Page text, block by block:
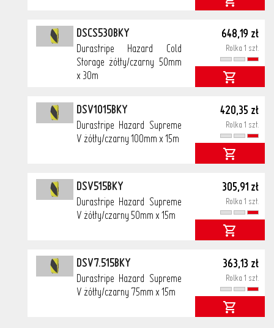
DSCS530BKY 648,19 zł
Durastripe Hazard Cold
Storage żółty/czarny 50mm
x 30m
Rolka 1 szt.
DSV1015BKY 420,35 zł
Durastripe Hazard Supreme
V żółty/czarny 100mm x 15m
Rolka 1 szt.
DSV515BKY 305,91 zł
Durastripe Hazard Supreme
V żółty/czarny 50mm x 15m
Rolka 1 szt.
DSV7.515BKY 363,13 zł
Durastripe Hazard Supreme
V żółty/czarny 75mm x 15m
Rolka 1 szt.